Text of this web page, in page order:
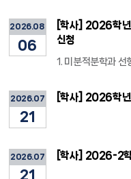
2026.08
06
[학사] 2026학년
신청
2026.07
21
[학사] 2026학년
2026.07
21
[학사] 2026-2학